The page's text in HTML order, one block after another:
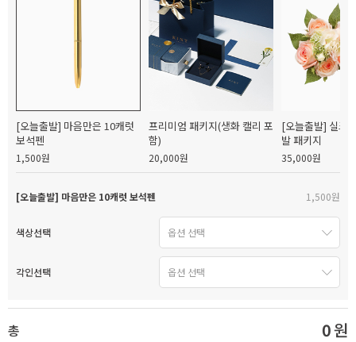
[오늘출발] 마음만은 10캐럿
보석펜
1,500원
프리미엄 패키지(생화 캘리 포
함)
20,000원
[오늘출발] 실크
발 패키지
35,000원
[오늘출발] 마음만은 10캐럿 보석펜 1,500원
색상선택
각인선택
총 0원